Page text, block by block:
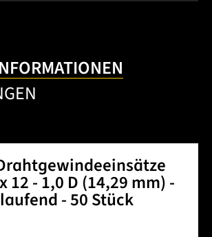
12 - 1,0 D (14,29 mm) -
- 50 Stück